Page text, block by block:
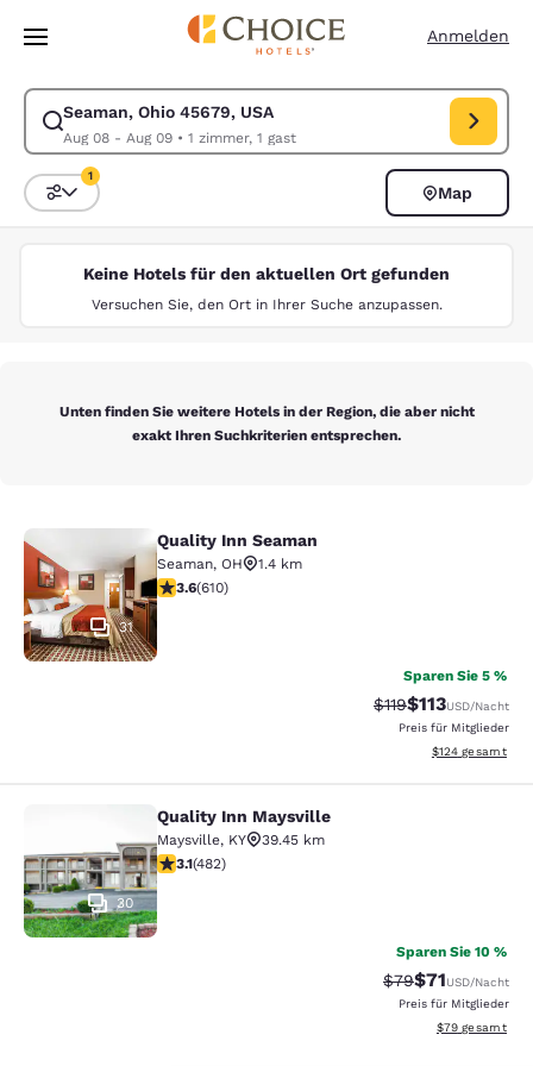
Weiter Zu Hauptinhalt
Anmelden
Seaman, Ohio 45679, USA
Aug 08 - Aug 09• 1 zimmer, 1 gast
Suche für Seaman, Ohio 45679, USA ändern. Check-in-Datum Aug 08,
Sortieren und Filtern,
1
Map
Keine Hotels für den aktuellen Ort gefunden
Versuchen Sie, den Ort in Ihrer Suche anzupassen.
Unten finden Sie weitere Hotels in der Region, die aber nicht
exakt Ihren Suchkriterien entsprechen.
Quality Inn Seaman
31
Quality Inn Seaman
Seaman, OH
1.4 km
3.58-Sterne-Bewertung. Gut. 610 Bewertungen
3.6(610)
Sparen Sie 5 %
Durchgestrichener
$119Vergünstigter
$113USD/Nacht
Preis für Mitglieder
Geschätzte
$124 gesamt
Quality Inn Maysville
30
Quality Inn Maysville
Maysville, KY
39.45 km
3.11-Sterne-Bewertung. Gut. 482 Bewertungen
3.1(482)
Sparen Sie 10 %
$79Vergünstigter
$71USD/Nacht
Preis für Mitglieder
Geschätzte
$79 gesamt